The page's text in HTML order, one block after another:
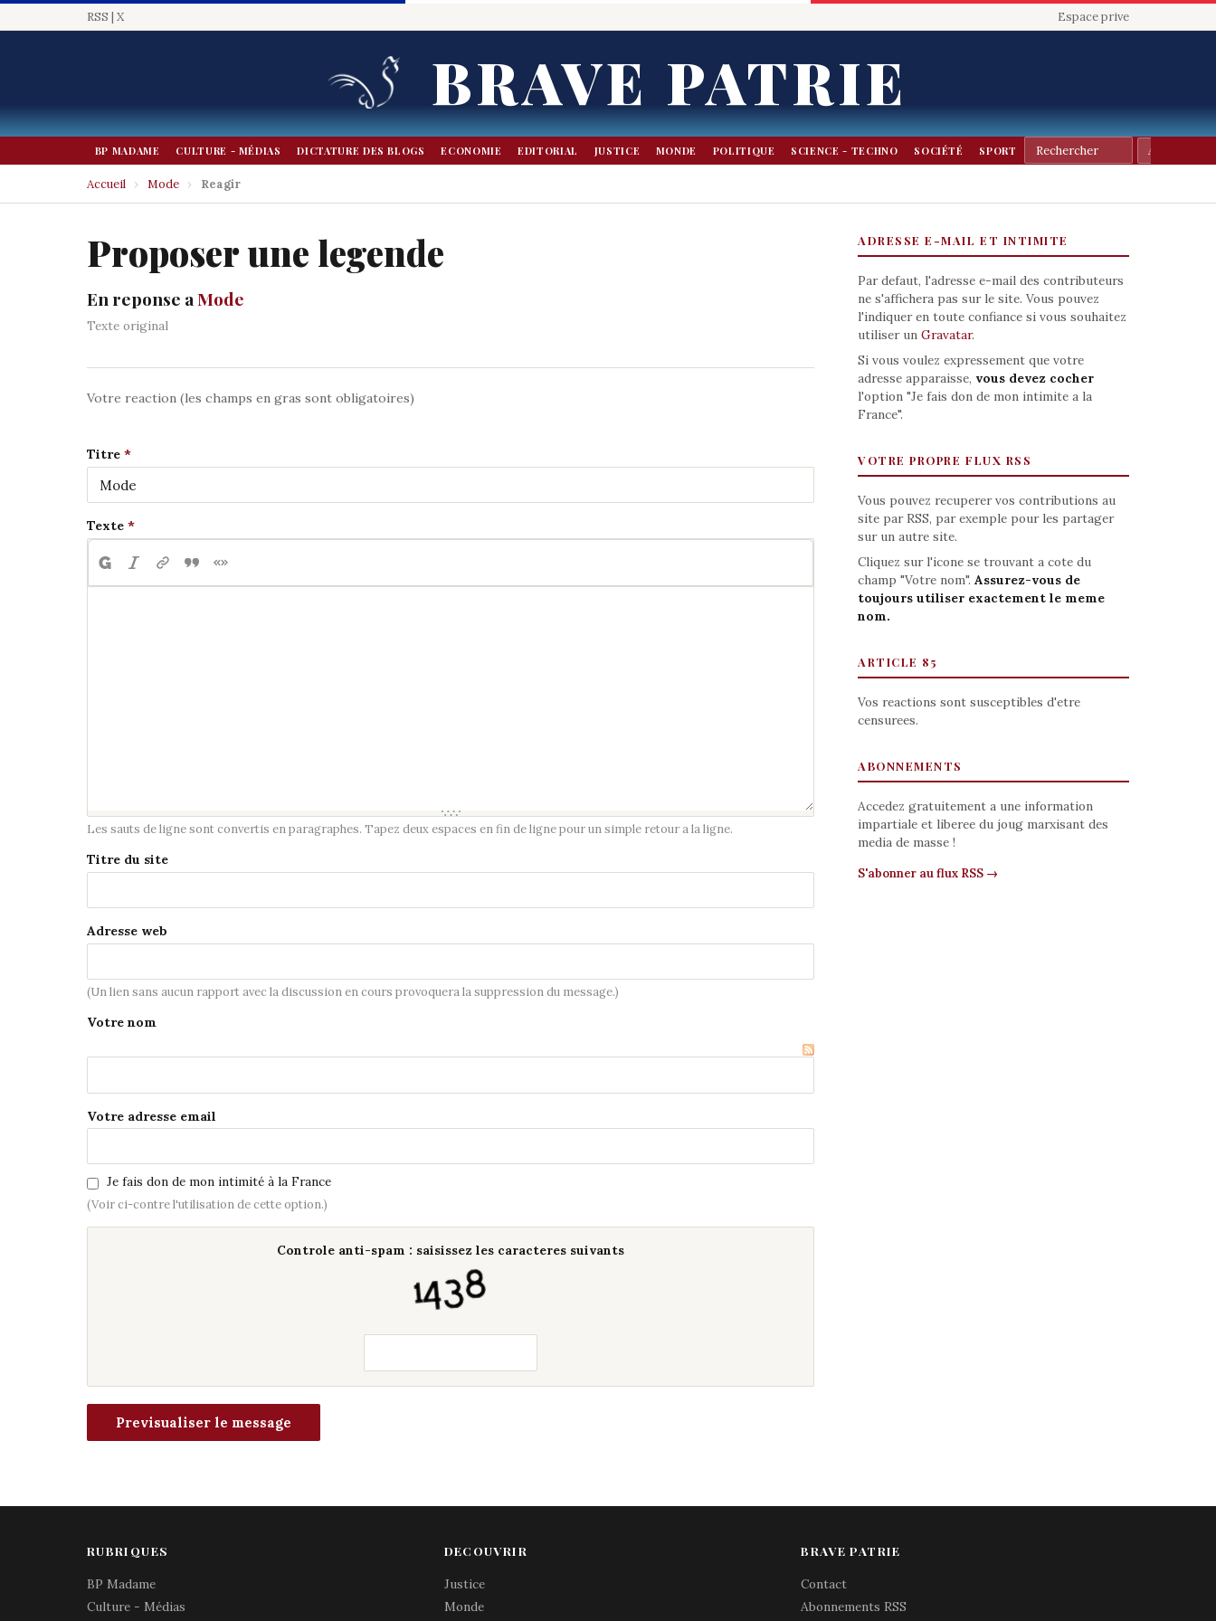
RSS | X Espace prive
BRAVE PATRIE
BP MADAME CULTURE - MÉDIAS DICTATURE DES BLOGS ECONOMIE EDITORIAL JUSTICE MONDE POLITIQUE SCIENCE - TECHNO SOCIÉTÉ SPORT
Accueil › Mode › Reagir
Proposer une legende
En reponse aMode
Texte original
Votre reaction (les champs en gras sont obligatoires)
Titre
Texte
Les sauts de ligne sont convertis en paragraphes. Tapez deux espaces en fin de ligne pour un simple retour a la ligne.
Titre du site
Adresse web
(Un lien sans aucun rapport avec la discussion en cours provoquera la suppression du message.)
Votre nom
Votre adresse email
Je fais don de mon intimité à la France
(Voir ci-contre l'utilisation de cette option.)
Controle anti-spam : saisissez les caracteres suivants
ADRESSE E-MAIL ET INTIMITE
Par defaut, l'adresse e-mail des contributeurs
ne s'affichera pas sur le site. Vous pouvez
l'indiquer en toute confiance si vous souhaitez
utiliser un Gravatar.
Si vous voulez expressement que votre
adresse apparaisse, vous devez cocher
l'option "Je fais don de mon intimite a la
France".
VOTRE PROPRE FLUX RSS
Vous pouvez recuperer vos contributions au
site par RSS, par exemple pour les partager
sur un autre site.
Cliquez sur l'icone se trouvant a cote du
champ "Votre nom". Assurez-vous de
toujours utiliser exactement le meme
nom.
ARTICLE 85
Vos reactions sont susceptibles d'etre
censurees.
ABONNEMENTS
Accedez gratuitement a une information
impartiale et liberee du joug marxisant des
media de masse !
S'abonner au flux RSS →
RUBRIQUES
BP Madame
Culture - Médias
DECOUVRIR
Justice
Monde
BRAVE PATRIE
Contact
Abonnements RSS